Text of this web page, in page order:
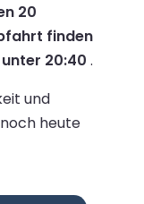
20
finden
20:40 .
und
heute